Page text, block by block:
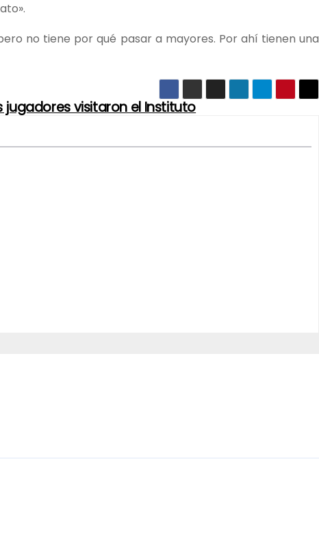
no tiene por qué pasar a mayores. Por ahí tienen una
jugadores visitaron el Instituto